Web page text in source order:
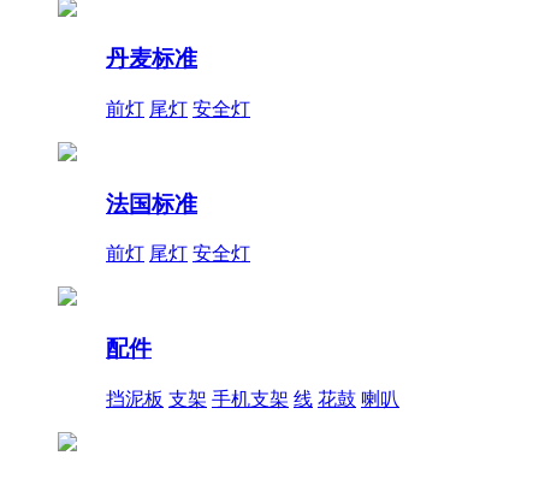
丹麦标准
前灯 尾灯 安全灯
法国标准
前灯 尾灯 安全灯
配件
挡泥板 支架 手机支架 线 花鼓 喇叭